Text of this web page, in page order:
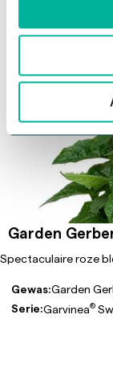
Garden
Spectaculaire roze
Gewas:Garden
Serie:Garvinea®